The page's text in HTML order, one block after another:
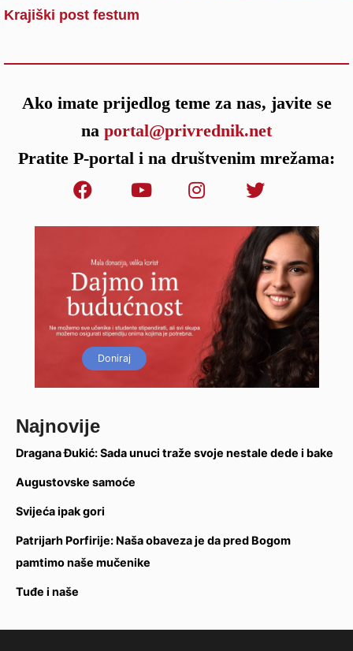
Krajiški post festum
Ako imate prijedlog teme za nas, javite se
na portal@privrednik.net
Pratite P-portal i na društvenim mrežama:
Doniraj
Najnovije
Dragana Đukić: Sada unuci traže svoje nestale dede i bake
Augustovske samoće
Svijeća ipak gori
Patrijarh Porfirije: Naša obaveza je da pred Bogom
pamtimo naše mučenike
Tuđe i naše